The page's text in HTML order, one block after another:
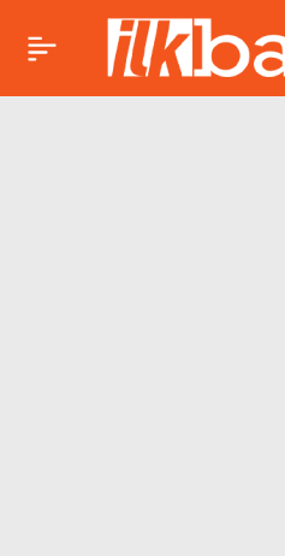
Bedri Rahmi
Eyüboğlu: